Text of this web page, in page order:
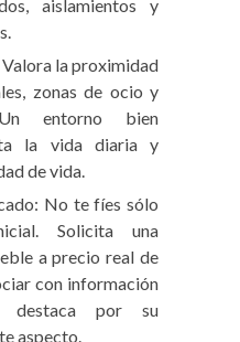
aislamientos y
la proximidad
zonas de ocio y
Un entorno bien
la vida diaria y
de vida.
No te fíes sólo
Solicita una
a precio real de
con información
destaca por su
aspecto.